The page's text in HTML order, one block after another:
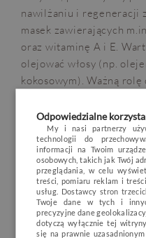
OPINIE BLOG
nawilżaniu i regeneracji
masek zawierających
oraz witaminę A i E.
olejować włosy (np.
kokosowym). Ważną
nienasycone kwasy
Dbajmy o nasze włosy,
stanu zdrowia i
Autor wpisu:
Justyna Stachowiak-
Odpowiedzialne
My i nasi partnerzy
technologii do
informacji na Twoim
osobowych, takich jak Twój
przeglądania, w celu
treści, pomiaru reklam i
usług. Dostawcy stron
Twoje dane w tych i
precyzyjne dane
dotyczą wyłącznie tej
się na prawnie